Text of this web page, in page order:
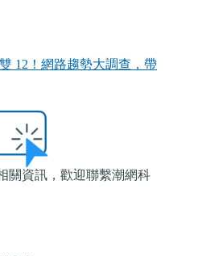
12！網路趨勢大調查，帶
關資訊，歡迎聯繫潮網科